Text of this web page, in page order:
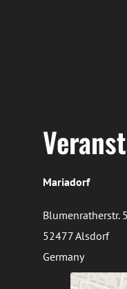
Mariadorf
Blumenratherstr.
52477 Alsdorf
Germany